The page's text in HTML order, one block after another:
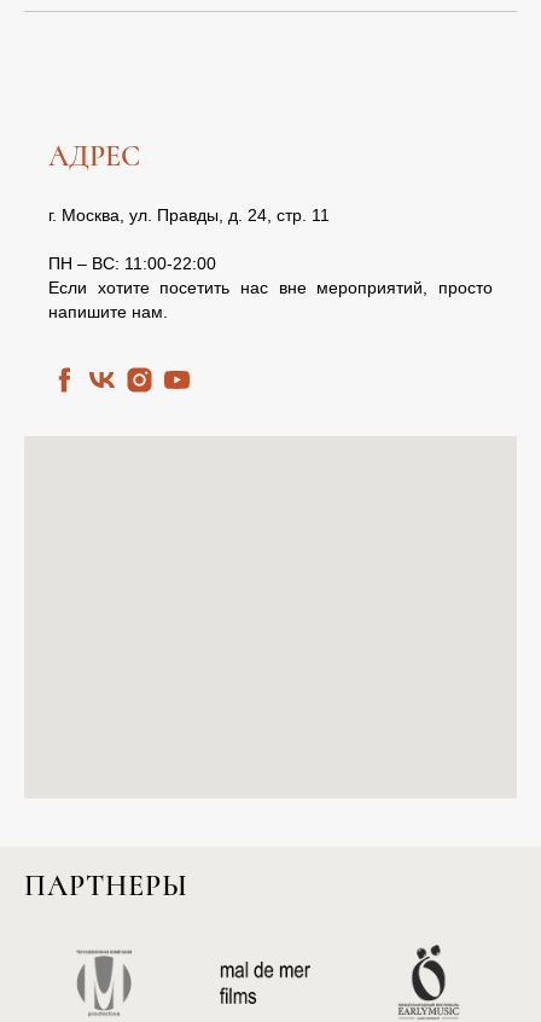
АДРЕС
г. Москва, ул. Правды, д. 24, стр. 11
ПН – ВС: 11:00-22:00
Если хотите посетить нас вне мероприятий, просто
напишите нам.
ПАРТНЕРЫ